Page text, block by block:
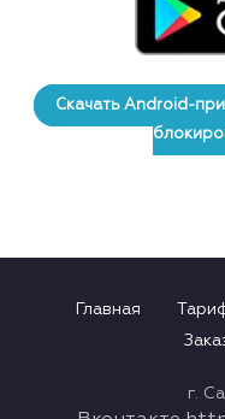
Скачать Android-
Главная
г.